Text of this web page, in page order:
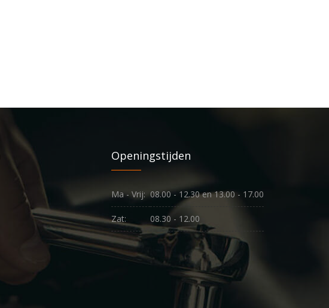
Openingstijden
Ma - Vrij:08.00 - 12.30 en 13.00 - 17.00
Zat: 08.30 - 12.00